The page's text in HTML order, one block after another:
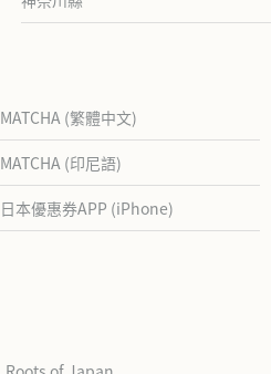
MATCHA (繁體中文)
MATCHA (印尼語)
日本優惠券APP (iPhone)